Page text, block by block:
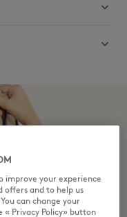
improve your experience
offers and to help us
can change your
Privacy Policy» button